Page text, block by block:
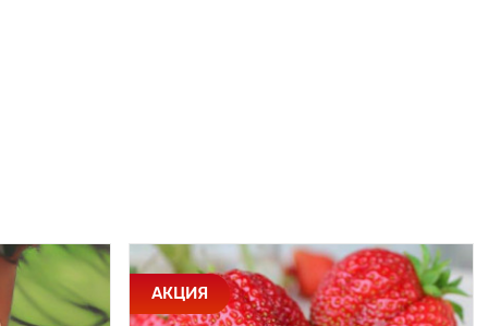
АКЦИЯ